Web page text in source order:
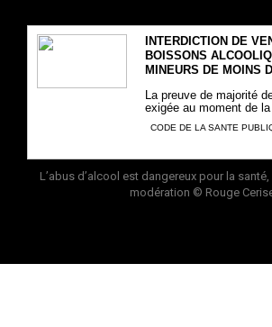
INTERDICTION DE
BOISSONS
MINEURS DE MOINS
La preuve de majorité
exigée au moment de
CODE DE LA SANTE
L’abus d’alcool est dangereux pour la
modération © Rouge